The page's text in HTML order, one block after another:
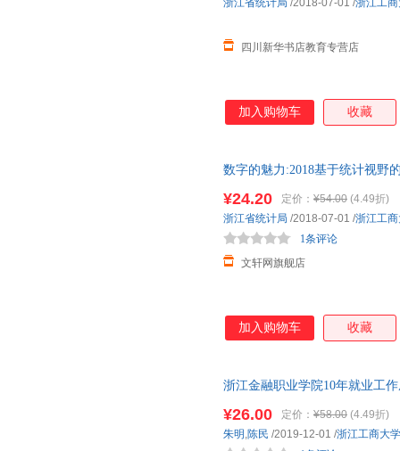
四川新华书店教育专营店
浙江省统计局 /2018-07-01 /浙江工
加入购物车 收藏
数字的魅力:2018基于统计视野
¥24.20 定价： ¥54.00 (4.49折)
文轩网旗舰店
1条评论
浙江省统计局 /2018-07-01 /浙江工
加入购物车 收藏
浙江金融职业学院10年就业工
次日达，团购优惠咨询在线客
¥26.00 定价： ¥58.00 (4.49折)
朱明 ,陈民 /2019-12-01 /浙江工商大